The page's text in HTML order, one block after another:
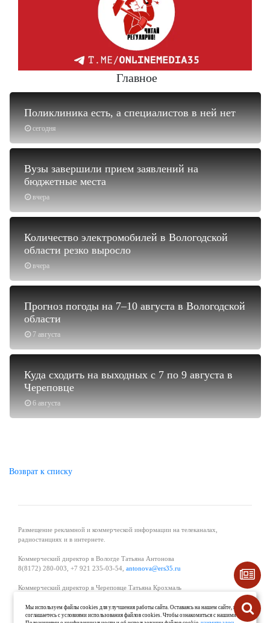
Главное
сегодня
Поликлиника есть, а специалистов в ней нет
вчера
Вузы завершили прием заявлений на
бюджетные места
вчера
Количество электромобилей в Вологодской
области резко выросло
7 августа
Прогноз погоды на 7–10 августа в Вологодской
области
6 августа
Куда сходить на выходных с 7 по 9 августа в
Череповце
Возврат к списку
Размещение рекламной и коммерческой информации на телеканалах,
радиостанциях и в интернете.
Коммерческий директор в Вологде Татьяна Антонова
8(8172) 280-003, +7 921 235-03-54, antonova@ers35.ru
Коммерческий директор в Череповце Татьяна Крохмаль
Начальник отдела рекламы в Великом Устюге Екатерина Вьюжанина 8(81738)
Мы используем файлы cookies для улучшения работы сайта. Оставаясь на нашем сайте, вы
соглашаетесь с условиями использования файлов cookies. Чтобы ознакомиться с нашими